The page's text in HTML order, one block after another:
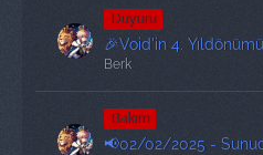
Duyuru
🎉Void'in 4.
Berk
Bakım
📢02/02/2025 -